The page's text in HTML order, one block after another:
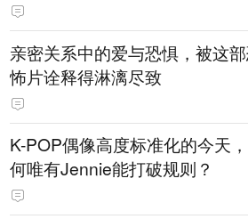
亲密关系中的爱与恐惧，被这
怖片诠释得淋漓尽致
K-POP偶像高度标准化的今天
何唯有Jennie能打破规则？